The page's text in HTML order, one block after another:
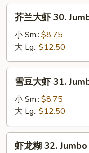
Shrimp
with
Chili
Sauce
30.
Jumbo
Shrimp
with
Broccoli
芥兰大虾 30.
小 Sm.: $8.75
大 Lg.: $12.50
31.
Jumbo
Shrimp
雪豆大虾 31.
小 Sm.: $8.75
大 Lg.: $12.50
虾龙糊 32.